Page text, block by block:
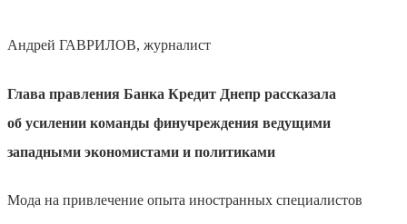
Андрей ГАВРИЛОВ, журналист
Глава правления Банка Кредит Днепр рассказала
об усилении команды финучреждения ведущими
западными экономистами и политиками
Мода на привлечение опыта иностранных специалистов